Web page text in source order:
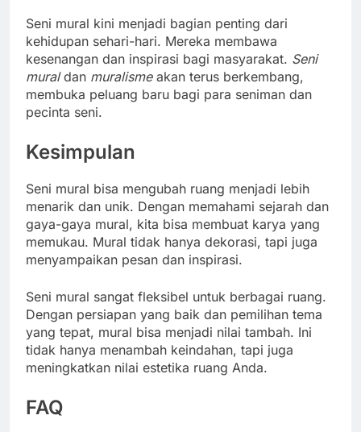
Seni mural kini menjadi bagian penting dari
kehidupan sehari-hari. Mereka membawa
kesenangan dan inspirasi bagi masyarakat. Seni
muraldan muralismeakan terus berkembang,
membuka peluang baru bagi para seniman dan
pecinta seni.
Kesimpulan
Seni mural bisa mengubah ruang menjadi lebih
menarik dan unik. Dengan memahami sejarah dan
gaya-gaya mural, kita bisa membuat karya yang
memukau. Mural tidak hanya dekorasi, tapi juga
menyampaikan pesan dan inspirasi.
Seni mural sangat fleksibel untuk berbagai ruang.
Dengan persiapan yang baik dan pemilihan tema
yang tepat, mural bisa menjadi nilai tambah. Ini
tidak hanya menambah keindahan, tapi juga
meningkatkan nilai estetika ruang Anda.
FAQ